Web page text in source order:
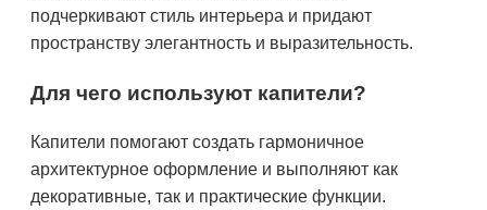
подчеркивают стиль интерьера и придают
пространству элегантность и выразительность.
Для чего используют капители?
Капители помогают создать гармоничное
архитектурное оформление и выполняют как
декоративные, так и практические функции.